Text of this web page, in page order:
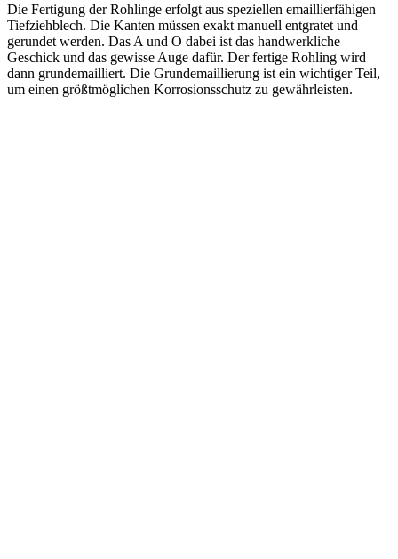
Die Fertigung der Rohlinge erfolgt aus speziellen emaillierfähigen
Tiefziehblech. Die Kanten müssen exakt manuell entgratet und
gerundet werden. Das A und O dabei ist das handwerkliche
Geschick und das gewisse Auge dafür. Der fertige Rohling wird
dann grundemailliert. Die Grundemaillierung ist ein wichtiger Teil,
um einen größtmöglichen Korrosionsschutz zu gewährleisten.